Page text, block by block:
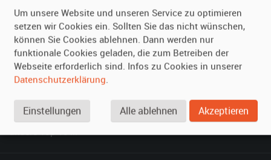
Oldtimer anmelden
Fotos senden
Fragen für Vermieter
Inserat verwalten
Häufige Fragen (FAQ)
So funktioniert's
Kontakt
SPECIAL
Berühmte Filmautos –
unsere Top 10 ...
Um unsere Website und unseren Service zu optimieren
setzen wir Cookies ein. Sollten Sie das nicht wünschen,
können Sie Cookies ablehnen. Dann werden nur
funktionale Cookies geladen, die zum Betreiben der
Webseite erforderlich sind. Infos zu Cookies in unserer
Datenschutzerklärung.
Einstellungen Alle ablehnen Akzeptieren